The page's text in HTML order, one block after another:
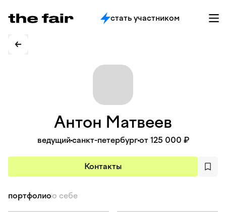
стать участником
Антон Матвеев
ведущийсанкт-петербургот 125 000 ₽
Контакты
портфолиоо себе